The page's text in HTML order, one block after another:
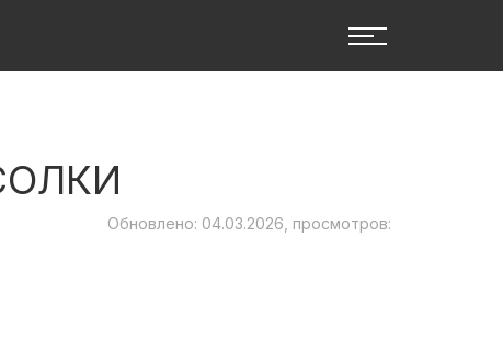
Обновлено: 04.03.2026, просмотров: